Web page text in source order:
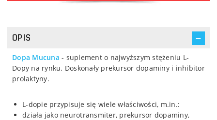
OPIS
Dopa Mucuna - suplement o najwyższym stężeniu L-
Dopy na rynku. Doskonały prekursor dopaminy i inhibitor
prolaktyny.
L-dopie przypisuje się wiele właściwości, m.in.:
działa jako neurotransmiter, prekursor dopaminy,